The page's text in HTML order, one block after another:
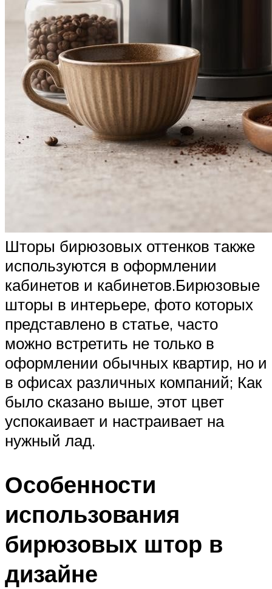
Шторы бирюзовых оттенков также
используются в оформлении
кабинетов и кабинетов.Бирюзовые
шторы в интерьере, фото которых
представлено в статье, часто
можно встретить не только в
оформлении обычных квартир, но и
в офисах различных компаний; Как
было сказано выше, этот цвет
успокаивает и настраивает на
нужный лад.
Особенности
использования
бирюзовых штор в
дизайне